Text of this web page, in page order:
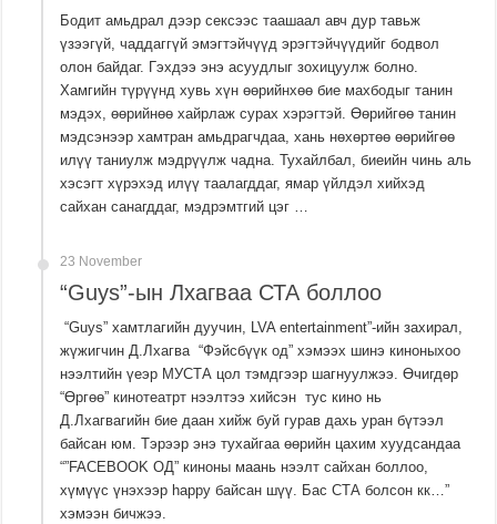
Бодит амьдрал дээр сексээс таашаал авч дур тавьж
үзээгүй, чаддаггүй эмэгтэйчүүд эрэгтэйчүүдийг бодвол
олон байдаг. Гэхдээ энэ асуудлыг зохицуулж болно.
Хамгийн түрүүнд хувь хүн өөрийнхөө бие махбодыг танин
мэдэх, өөрийнөө хайрлаж сурах хэрэгтэй. Өөрийгөө танин
мэдсэнээр хамтран амьдрагчдаа, хань нөхөртөө өөрийгөө
илүү таниулж мэдрүүлж чадна. Тухайлбал, биеийн чинь аль
хэсэгт хүрэхэд илүү таалагддаг, ямар үйлдэл хийхэд
сайхан санагддаг, мэдрэмтгий цэг …
23 November
“Guys”-ын Лхагваа СТА боллоо
“Guys” хамтлагийн дуучин, LVA entertainment”-ийн захирал,
жүжигчин Д.Лхагва “Фэйсбүүк од” хэмээх шинэ киноныхоо
нээлтийн үеэр МУСТА цол тэмдгээр шагнуулжээ. Өчигдөр
“Өргөө” кинотеатрт нээлтээ хийсэн тус кино нь
Д.Лхагвагийн бие даан хийж буй гурав дахь уран бүтээл
байсан юм. Тэрээр энэ тухайгаа өөрийн цахим хуудсандаа
“”FACEBOOK ОД” киноны маань нээлт сайхан боллоо,
хүмүүс үнэхээр happy байсан шүү. Бас СТА болсон кк…”
хэмээн бичжээ.